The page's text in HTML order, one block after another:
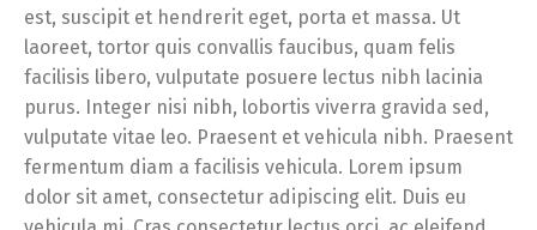
est, suscipit et hendrerit eget, porta et massa. Ut
laoreet, tortor quis convallis faucibus, quam felis
facilisis libero, vulputate posuere lectus nibh lacinia
purus. Integer nisi nibh, lobortis viverra gravida sed,
vulputate vitae leo. Praesent et vehicula nibh. Praesent
fermentum diam a facilisis vehicula. Lorem ipsum
dolor sit amet, consectetur adipiscing elit. Duis eu